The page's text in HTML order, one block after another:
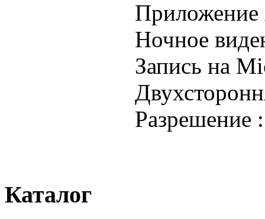
Ночное
Запись на
Разрешение
Каталог